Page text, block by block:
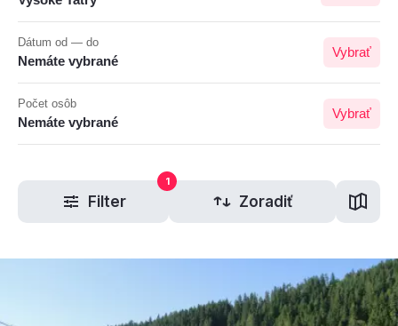
Dátum od — do
Nemáte vybrané
Vybrať
Počet osôb
Nemáte vybrané
Vybrať
Filter
1
Zoradiť